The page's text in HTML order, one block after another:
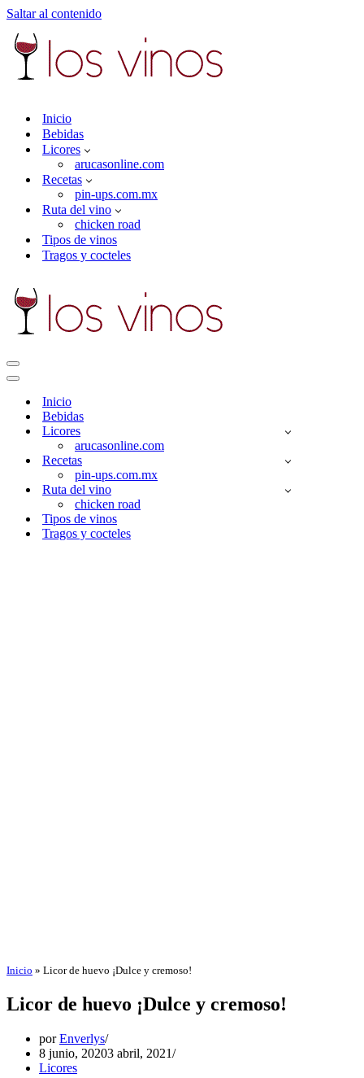
Saltar al contenido
Inicio
Bebidas
Licores
arucasonline.com
Recetas
pin-ups.com.mx
Ruta del vino
chicken road
Tipos de vinos
Tragos y cocteles
Menú
de
Menú
navegación
Inicio
Bebidas
Licores
arucasonline.com
Recetas
pin-ups.com.mx
Ruta del vino
chicken road
Tipos de vinos
Tragos y cocteles
Inicio » Licor de huevo ¡Dulce y cremoso!
Licor de huevo ¡Dulce y cremoso!
porEnverlys
8 junio, 20203 abril, 2021
Licores